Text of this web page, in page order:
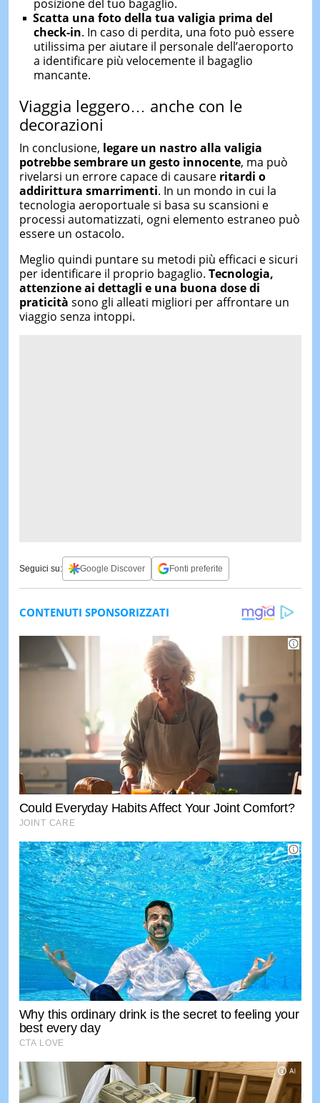
posizione del tuo bagaglio.
Scatta una fotodella tua valigia prima del
check-in. In caso di perdita, una foto può essere
utilissima peraiutare il personale dell’aeroporto
a identificare più velocemente il bagaglio
mancante.
Viaggia leggero… anche con le
decorazioni
In conclusione, legare un nastroalla valigia
potrebbesembrare un gesto innocente, ma può
rivelarsi un errore capace di causare ritardi o
addirittura smarrimenti. In un mondo in cui la
tecnologia aeroportualesi basa su scansioni e
processi automatizzati, ogni elemento estraneo può
essere un ostacolo.
Meglio quindi puntaresu metodi più efficaci esicuri
per identificare il proprio bagaglio. Tecnologia,
attenzioneai dettagli e una buona dosedi
praticità sono gli alleati migliori peraffrontare un
viaggio senza intoppi.
Seguici su: Google Discover Fonti preferite